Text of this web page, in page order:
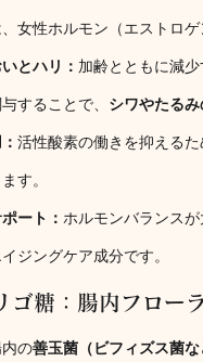
女性ホルモン（エストロ
とハリ： 加齢とともに減
することで、 シワやたる
活性酸素の働きを抑えるた
す。
ート： ホルモンバランス
ジングケア成分です。
糖：腸内フロー
の善玉菌（ビフィズス菌